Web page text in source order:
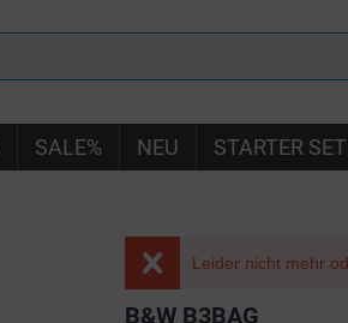
SALE% NEU STARTER
Leider nicht mehr
B&W B3BAG